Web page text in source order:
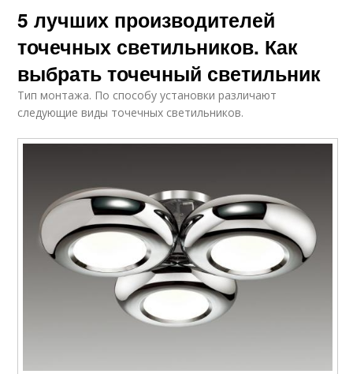
5 лучших производителей
точечных светильников. Как
выбрать точечный светильник
Тип монтажа. По способу установки различают
следующие виды точечных светильников.